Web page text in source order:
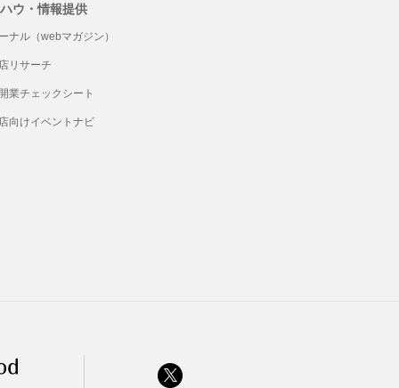
ウ・情報提供
ナル（webマガジン）
リサーチ
業チェックシート
向けイベントナビ